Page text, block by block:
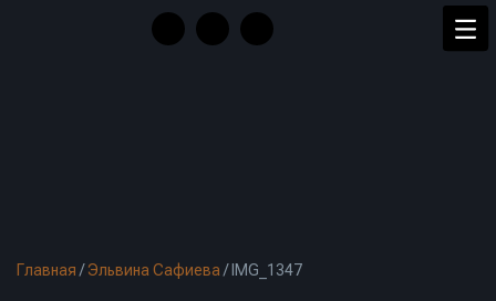
Главная /Эльвина Сафиева / IMG_1347